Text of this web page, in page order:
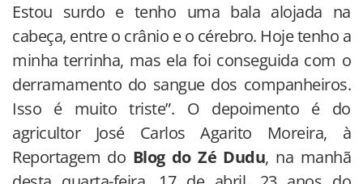
Estou surdo e tenho uma bala alojada na
cabeça, entre o crânio e o cérebro. Hoje tenho a
minha terrinha, mas ela foi conseguida com o
derramamento do sangue dos companheiros.
Isso é muito triste”. O depoimento é do
agricultor José Carlos Agarito Moreira, à
Reportagem do Blog do Zé Dudu, na manhã